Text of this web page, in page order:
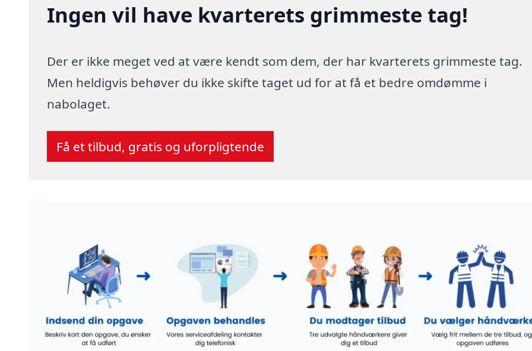
Ingen vil have kvarterets grimmeste tag!
Der er ikke meget ved at være kendt som dem, der har kvarterets grimmeste tag.
Men heldigvis behøver du ikke skifte taget ud for at få et bedre omdømme i
nabolaget.
Få et tilbud, gratis og uforpligtende